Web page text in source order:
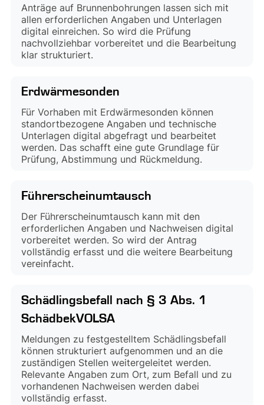
Anträge auf Brunnenbohrungen lassen sich mit
allen erforderlichen Angaben und Unterlagen
digital einreichen. So wird die Prüfung
nachvollziehbar vorbereitet und die Bearbeitung
klar strukturiert.
Erdwärmesonden
Für Vorhaben mit Erdwärmesonden können
standortbezogene Angaben und technische
Unterlagen digital abgefragt und bearbeitet
werden. Das schafft eine gute Grundlage für
Prüfung, Abstimmung und Rückmeldung.
Führerscheinumtausch
Der Führerscheinumtausch kann mit den
erforderlichen Angaben und Nachweisen digital
vorbereitet werden. So wird der Antrag
vollständig erfasst und die weitere Bearbeitung
vereinfacht.
Schädlingsbefall nach § 3 Abs. 1
SchädbekVOLSA
Meldungen zu festgestelltem Schädlingsbefall
können strukturiert aufgenommen und an die
zuständigen Stellen weitergeleitet werden.
Relevante Angaben zum Ort, zum Befall und zu
vorhandenen Nachweisen werden dabei
vollständig erfasst.